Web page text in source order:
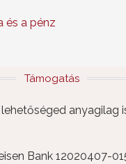
és a pénz
Támogatás
lehetőséged anyagilag
Bank 12020407-